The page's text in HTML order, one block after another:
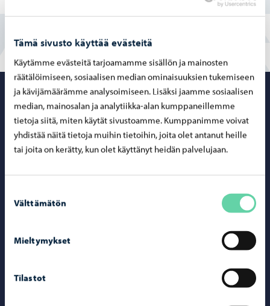
Tämä sivusto käyttää evästeitä
Käytämme evästeitä tarjoamamme sisällön ja mainosten
räätälöimiseen, sosiaalisen median ominaisuuksien tukemiseen
ja kävijämäärämme analysoimiseen. Lisäksi jaamme sosiaalisen
median, mainosalan ja analytiikka-alan kumppaneillemme
tietoja siitä, miten käytät sivustoamme. Kumppanimme voivat
yhdistää näitä tietoja muihin tietoihin, joita olet antanut heille
tai joita on kerätty, kun olet käyttänyt heidän palvelujaan.
valinta
Välttämätön
Mieltymykset
Tilastot
Porvoo –